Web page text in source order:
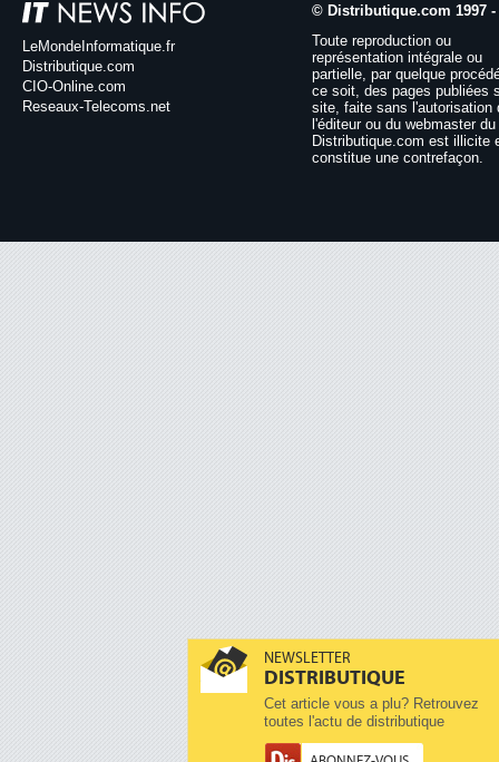
NEWSLETTER
DISTRIBUTIQUE
Cet article vous a plu? Retrouvez
toutes l'actu de distributique
LeMondeInformatique.fr
Distributique.com
CIO-Online.com
Reseaux-Telecoms.net
© Distributique.com 1997 -
Toute reproduction ou
représentation intégrale ou
partielle, par quelque
ce soit, des pages publiées
site, faite sans l'autorisation
l'éditeur ou du webmaster
Distributique.com est illicite
constitue une contrefaçon.